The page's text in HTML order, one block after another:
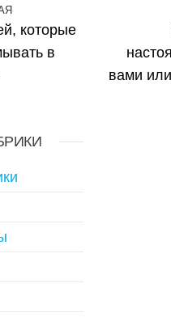
по
запись
которые
в
вами